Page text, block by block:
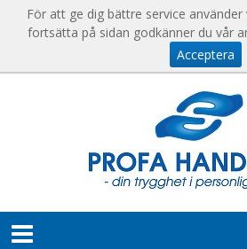
För att ge dig bättre service använder
fortsätta på sidan godkänner du vår
Acceptera
Visa varukorgen Till